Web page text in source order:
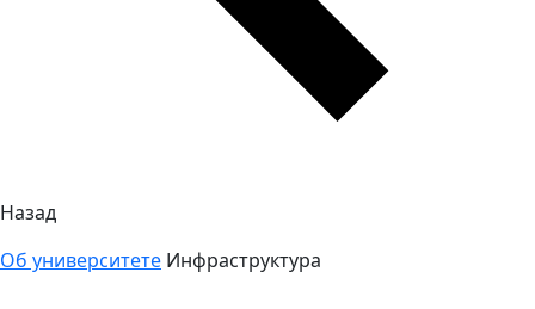
Назад
Об университете Инфраструктура